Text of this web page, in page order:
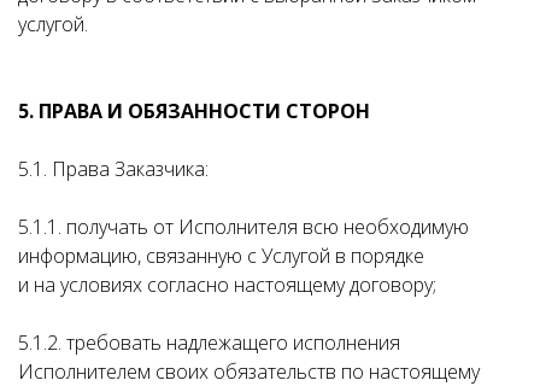
услугой.
5. ПРАВА И ОБЯЗАННОСТИ СТОРОН
5.1. Права Заказчика:
5.1.1. получать от Исполнителя всю необходимую
информацию, связанную с Услугой в порядке
и на условиях согласно настоящему договору;
5.1.2. требовать надлежащего исполнения
Исполнителем своих обязательств по настоящему